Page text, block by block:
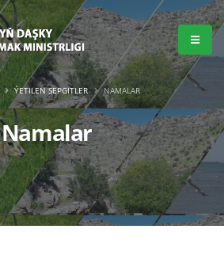
Namalar
ÝETILEN SEPGITLER NAMALAR